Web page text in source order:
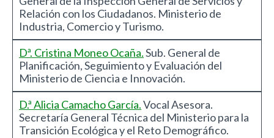
Relación con los Ciudadanos. Ministerio de
Industria, Comercio y Turismo.
Dª. Cristina Moneo Ocaña.Sub. General de
Planificación, Seguimiento y Evaluación del
Ministerio de Ciencia e Innovación.
D.ª Alicia Camacho García.Vocal Asesora.
Secretaría General Técnica del Ministerio para la
Transición Ecológica y el Reto Demográfico.